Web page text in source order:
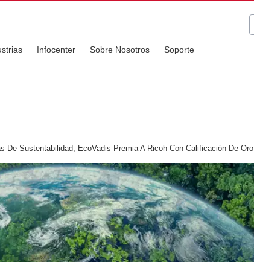
Infocenter Sobre Nosotros Soporte
De Sustentabilidad, EcoVadis Premia A Ricoh Con Calificación De Oro